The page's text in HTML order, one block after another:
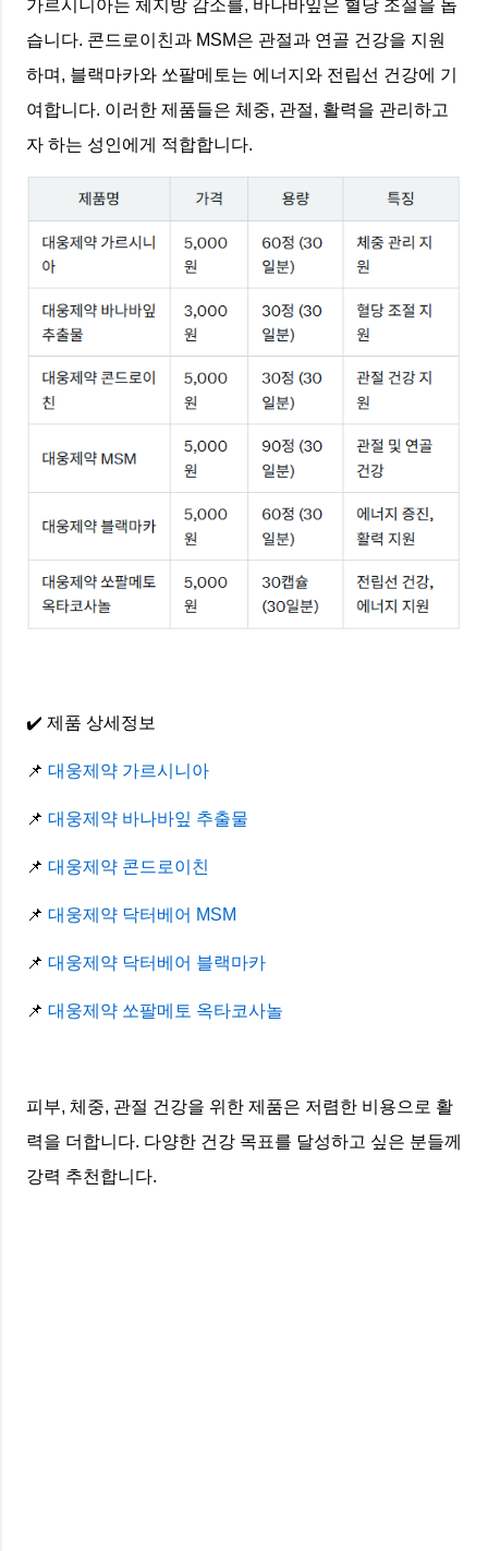
가르시니아는 체지방 감소를, 바나바잎은 혈당 조절을 돕
습니다. 콘드로이친과 MSM은 관절과 연골 건강을 지원
하며, 블랙마카와 쏘팔메토는 에너지와 전립선 건강에 기
여합니다. 이러한 제품들은 체중, 관절, 활력을 관리하고
자 하는 성인에게 적합합니다.
✔️ 제품 상세정보
📌 대웅제약 가르시니아
📌 대웅제약 바나바잎 추출물
📌 대웅제약 콘드로이친
📌 대웅제약 닥터베어 MSM
📌 대웅제약 닥터베어 블랙마카
📌 대웅제약 쏘팔메토 옥타코사놀
피부, 체중, 관절 건강을 위한 제품은 저렴한 비용으로 활
력을 더합니다. 다양한 건강 목표를 달성하고 싶은 분들께
강력 추천합니다.